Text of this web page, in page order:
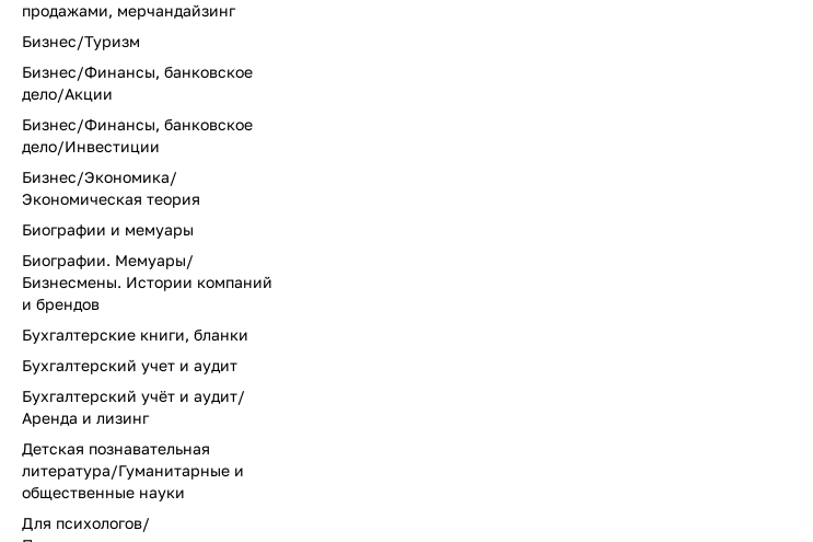
продажами, мерчандайзинг
Бизнес/Туризм
Бизнес/Финансы, банковское
дело/Акции
Бизнес/Финансы, банковское
дело/Инвестиции
Бизнес/Экономика/
Экономическая теория
Биографии и мемуары
Биографии. Мемуары/
Бизнесмены. Истории компаний
и брендов
Бухгалтерские книги, бланки
Бухгалтерский учет и аудит
Бухгалтерский учёт и аудит/
Аренда и лизинг
Детская познавательная
литература/Гуманитарные и
общественные науки
Для психологов/